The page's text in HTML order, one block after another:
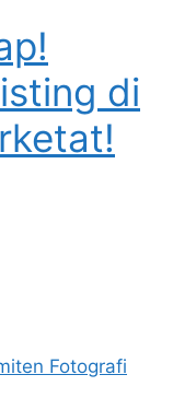
di
Fotografi